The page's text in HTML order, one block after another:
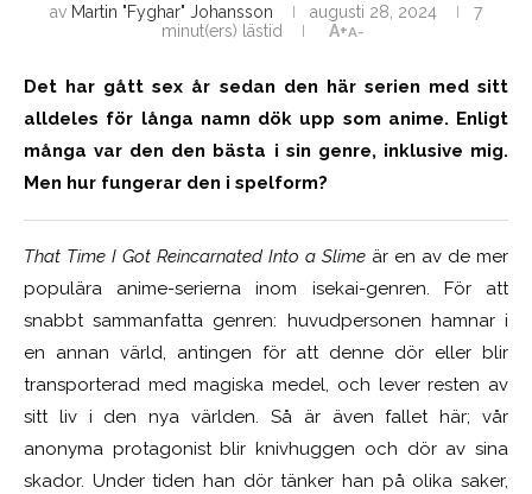
av Martin "Fyghar" Johansson augusti 28, 2024
7
minut(ers) lästid
A+A-
Det har gått sex år sedan den här serien med sitt
alldeles för långa namn dök upp som anime. Enligt
många var den den bästa i sin genre, inklusive mig.
Men hur fungerar den i spelform?
That Time I Got Reincarnated Into a Slime är en av de mer
populära anime-serierna inom isekai-genren. För att
snabbt sammanfatta genren: huvudpersonen hamnar i
en annan värld, antingen för att denne dör eller blir
transporterad med magiska medel, och lever resten av
sitt liv i den nya världen. Så är även fallet här; vår
anonyma protagonist blir knivhuggen och dör av sina
skador. Under tiden han dör tänker han på olika saker,